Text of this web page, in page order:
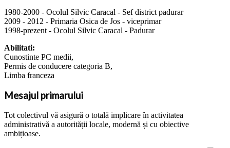
1980-2000 - Ocolul Silvic Caracal - Sef district padurar
2009 - 2012 - Primaria Osica de Jos - viceprimar
1998-prezent - Ocolul Silvic Caracal - Padurar
Abilitati:
Cunostinte PC medii,
Permis de conducere categoria B,
Limba franceza
Mesajul primarului
Tot colectivul vă asigură o totală implicare în activitatea
administrativă a autorității locale, modernă și cu obiective
ambițioase.